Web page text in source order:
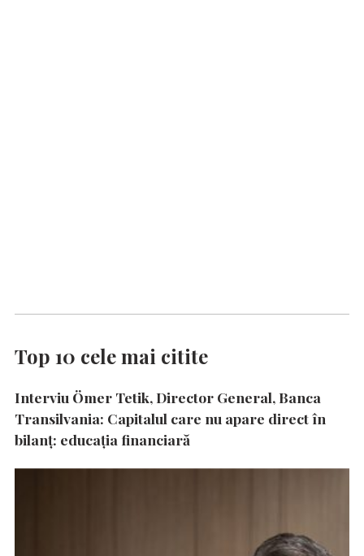
Top 10 cele mai citite
Interviu Ömer Tetik, Director General, Banca
Transilvania: Capitalul care nu apare direct în
bilanț: educația financiară